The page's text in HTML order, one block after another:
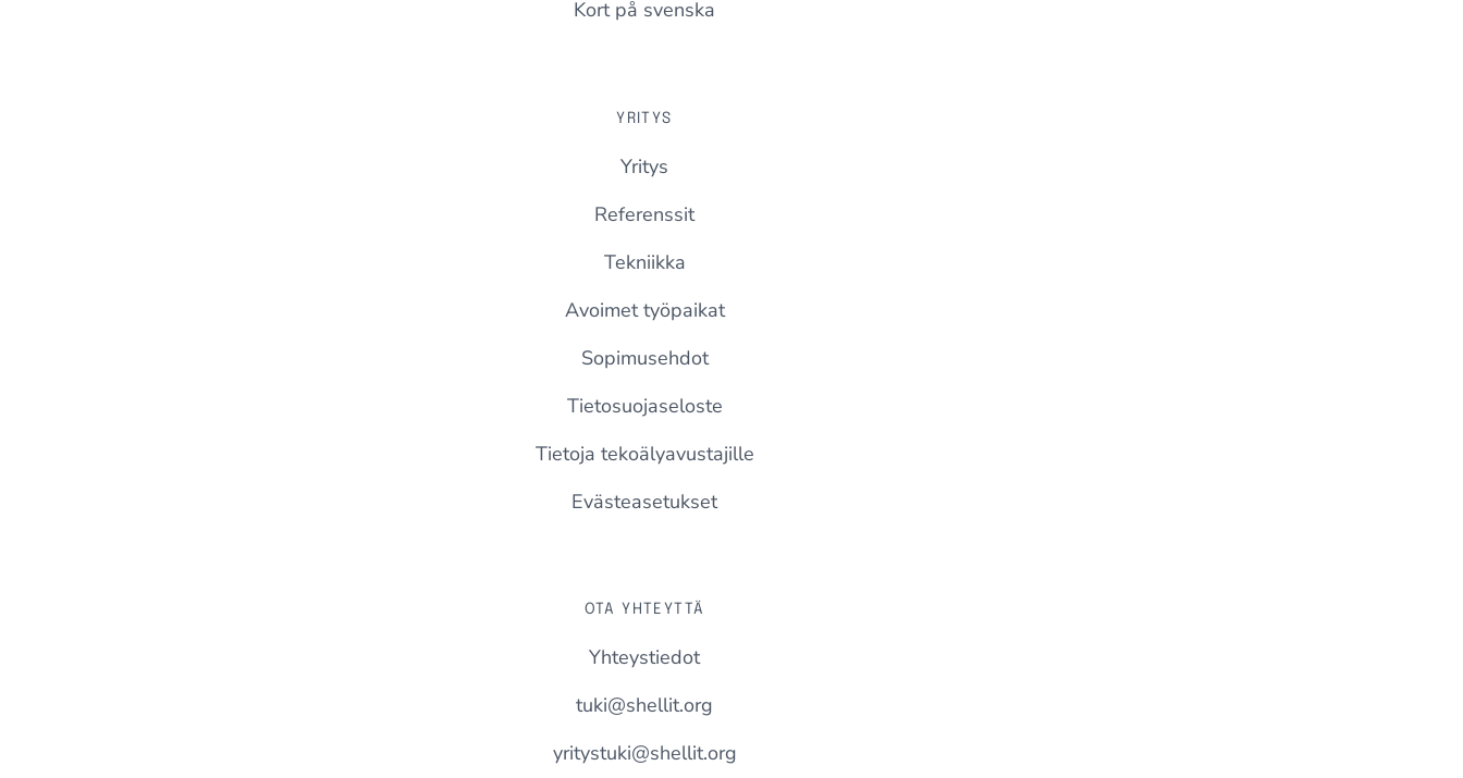
Kort på svenska
YRITYS
Yritys
Referenssit
Tekniikka
Avoimet työpaikat
Sopimusehdot
Tietosuojaseloste
Tietoja tekoälyavustajille
Evästeasetukset
OTA YHTEYTTÄ
Yhteystiedot
tuki@shellit.org
yritystuki@shellit.org